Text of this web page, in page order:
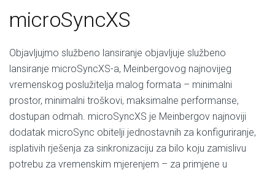
microSyncXS
Objavljujmo službeno lansiranje objavljuje službeno
lansiranje microSyncXS-a, Meinbergovog najnovijeg
vremenskog poslužitelja malog formata – minimalni
prostor, minimalni troškovi, maksimalne performanse,
dostupan odmah. microSyncXS je Meinbergov najnoviji
dodatak microSync obitelji jednostavnih za konfiguriranje,
isplativih rješenja za sinkronizaciju za bilo koju zamislivu
potrebu za vremenskim mjerenjem – za primjene u